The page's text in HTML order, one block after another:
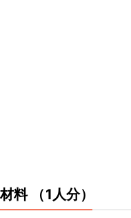
材料 （1人分）